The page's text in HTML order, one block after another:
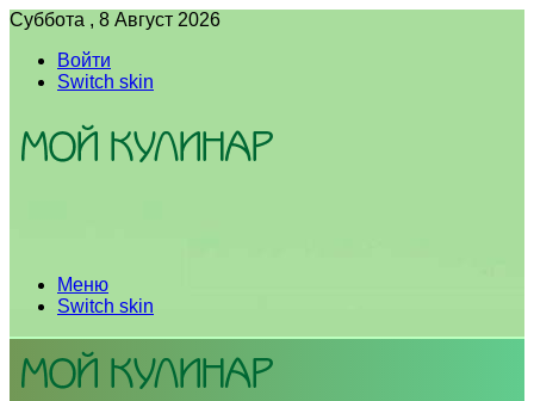
Суббота , 8 Август 2026
Войти
Switch skin
Меню
Switch skin